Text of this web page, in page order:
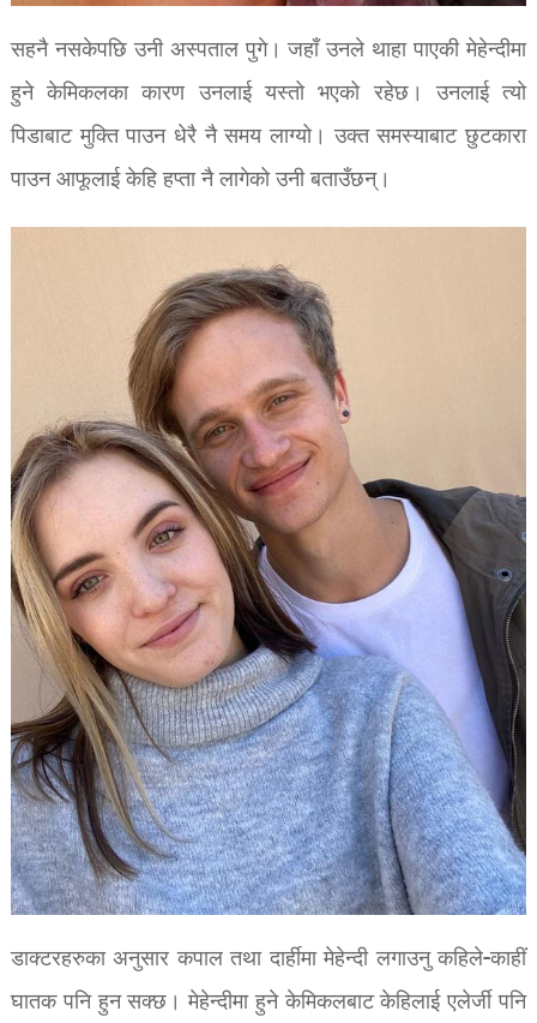
सहनै नसकेपछि उनी अस्पताल पुगे। जहाँ उनले थाहा पाएकी मेहेन्दीमा
हुने केमिकलका कारण उनलाई यस्तो भएको रहेछ। उनलाई त्यो
पिडाबाट मुक्ति पाउन धेरै नै समय लाग्यो। उक्त समस्याबाट छुटकारा
पाउन आफूलाई केहि हप्ता नै लागेको उनी बताउँछन्।
डाक्टरहरुका अनुसार कपाल तथा दार्हीमा मेहेन्दी लगाउनु कहिले-काहीं
घातक पनि हुन सक्छ। मेहेन्दीमा हुने केमिकलबाट केहिलाई एलेर्जी पनि